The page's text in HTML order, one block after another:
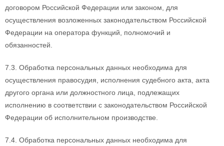
договором Российской Федерации или законом, для
осуществления возложенных законодательством Российской
Федерации на оператора функций, полномочий и
обязанностей.
7.3. Обработка персональных данных необходима для
осуществления правосудия, исполнения судебного акта, акта
другого органа или должностного лица, подлежащих
исполнению в соответствии с законодательством Российской
Федерации об исполнительном производстве.
7.4. Обработка персональных данных необходима для